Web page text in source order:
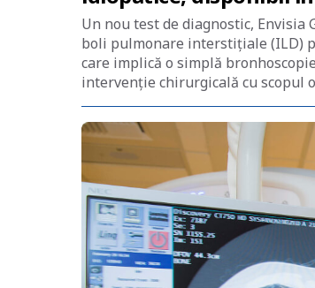
Un nou test de diagnostic,
boli pulmonare interstițiale (ILD)
care implică o simplă
intervenție chirurgicală cu scopul